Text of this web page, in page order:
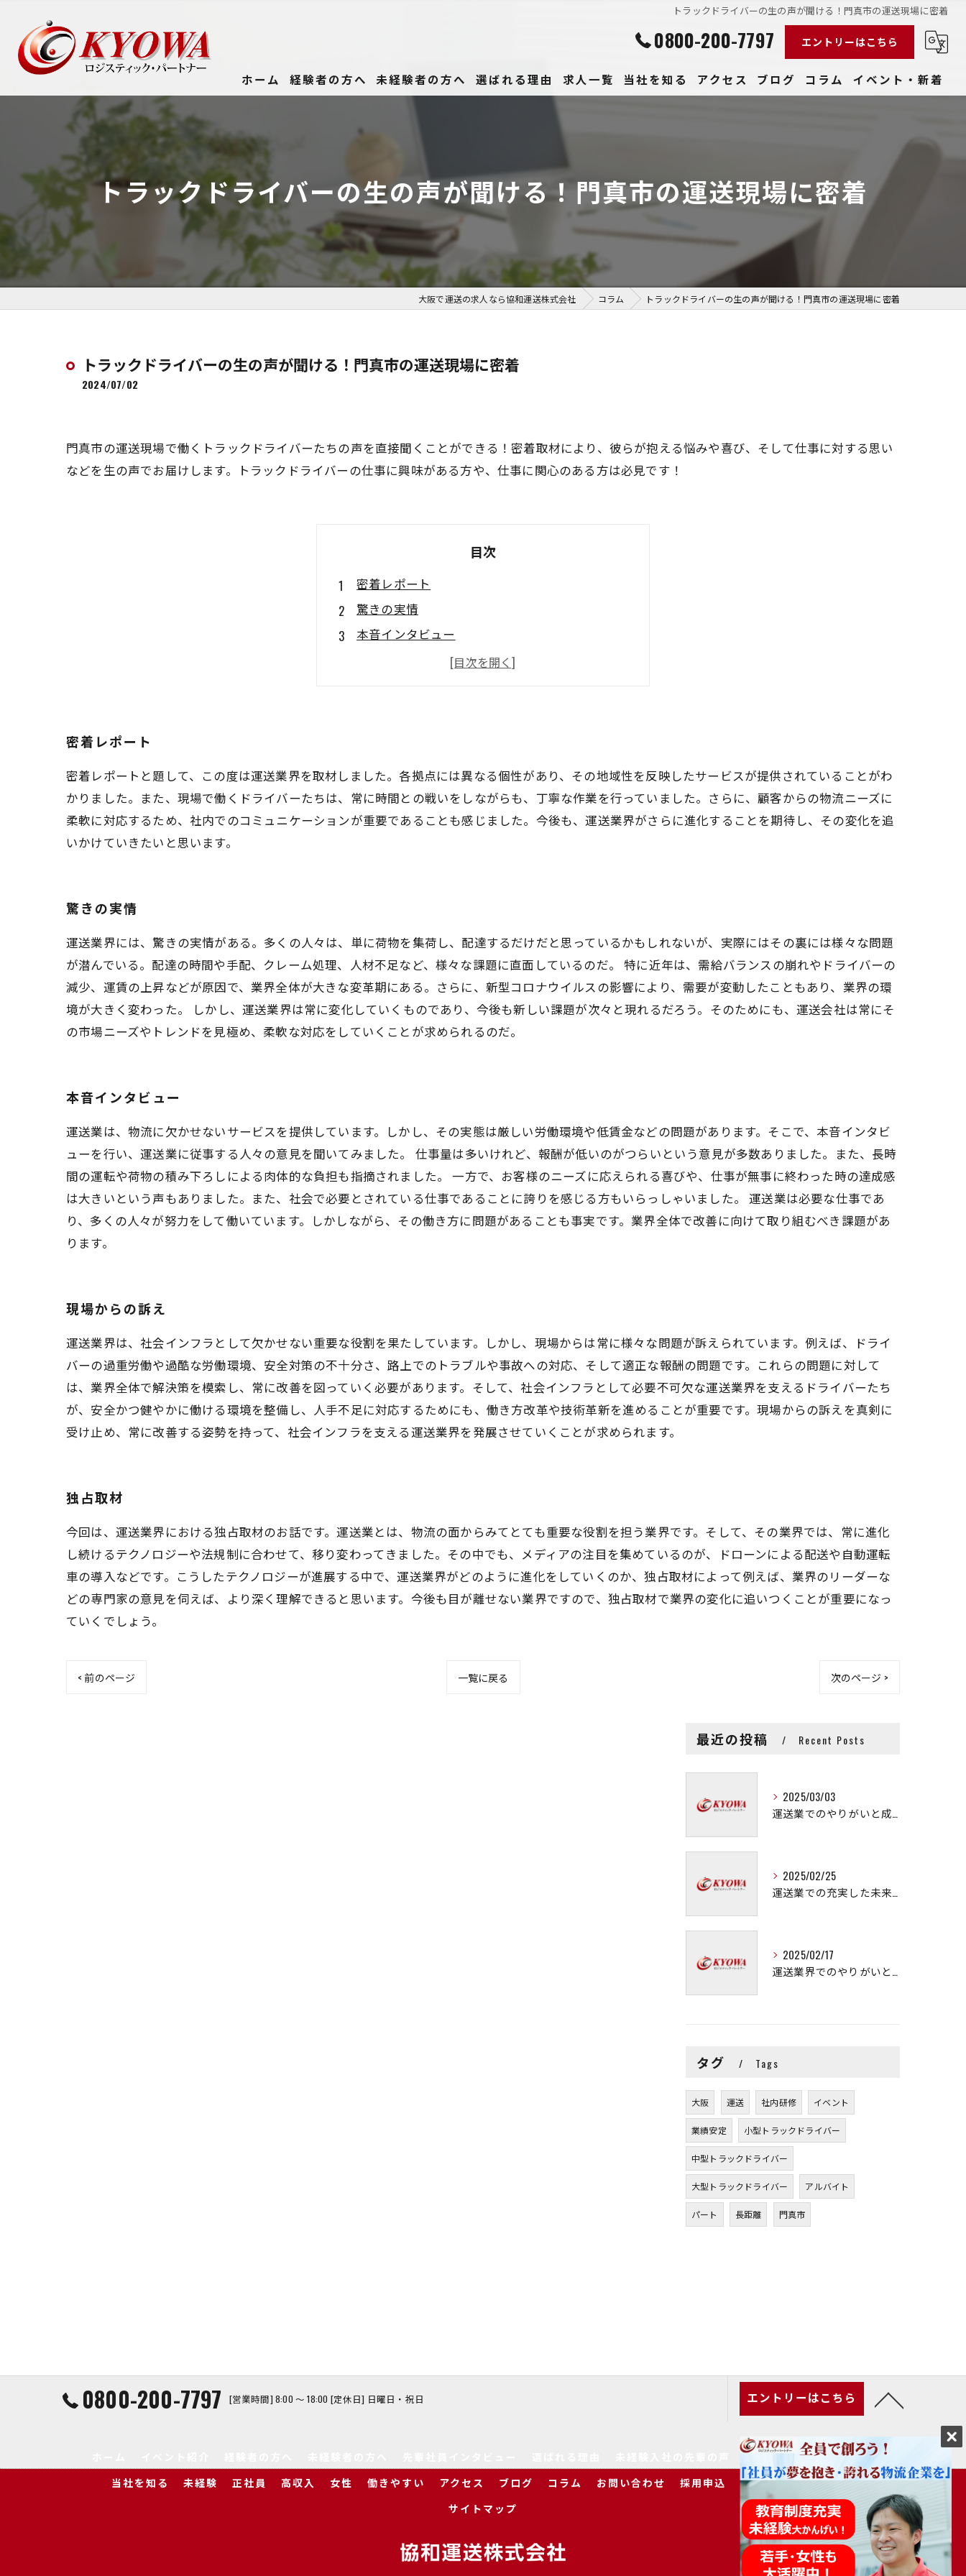
トラックドライバーの生の声が聞ける！門真市の運送現場に密着
0800-200-7797 エントリーはこちら
ホーム 経験者の方へ 未経験者の方へ 選ばれる理由 求人一覧 当社を知る
高収入
アクセス ブログ コラム イベント・新着
トラックドライバーの生の声が聞ける！門真市の運送現場に密着
大阪で運送の求人なら協和運送株式会社 コラム トラックドライバーの生の声が聞ける！門真市の運送現場に密着
トラックドライバーの生の声が聞ける！門真市の運送現場に密着
2024/07/02
門真市の運送現場で働くトラックドライバーたちの声を直接聞くことができる！密着取材により、彼らが抱える悩みや喜び、そして仕事に対する思い
などを生の声でお届けします。トラックドライバーの仕事に興味がある方や、仕事に関心のある方は必見です！
目次
密着レポート
驚きの実情
本音インタビュー
密着レポート
密着レポートと題して、この度は運送業界を取材しました。各拠点には異なる個性があり、その地域性を反映したサービスが提供されていることがわ
かりました。また、現場で働くドライバーたちは、常に時間との戦いをしながらも、丁寧な作業を行っていました。さらに、顧客からの物流ニーズに
柔軟に対応するため、社内でのコミュニケーションが重要であることも感じました。今後も、運送業界がさらに進化することを期待し、その変化を追
いかけていきたいと思います。
驚きの実情
運送業界には、驚きの実情がある。多くの人々は、単に荷物を集荷し、配達するだけだと思っているかもしれないが、実際にはその裏には様々な問題
が潜んでいる。配達の時間や手配、クレーム処理、人材不足など、様々な課題に直面しているのだ。 特に近年は、需給バランスの崩れやドライバーの
減少、運賃の上昇などが原因で、業界全体が大きな変革期にある。さらに、新型コロナウイルスの影響により、需要が変動したこともあり、業界の環
境が大きく変わった。 しかし、運送業界は常に変化していくものであり、今後も新しい課題が次々と現れるだろう。そのためにも、運送会社は常にそ
の市場ニーズやトレンドを見極め、柔軟な対応をしていくことが求められるのだ。
本音インタビュー
運送業は、物流に欠かせないサービスを提供しています。しかし、その実態は厳しい労働環境や低賃金などの問題があります。そこで、本音インタビ
ューを行い、運送業に従事する人々の意見を聞いてみました。 仕事量は多いけれど、報酬が低いのがつらいという意見が多数ありました。また、長時
間の運転や荷物の積み下ろしによる肉体的な負担も指摘されました。 一方で、お客様のニーズに応えられる喜びや、仕事が無事に終わった時の達成感
は大きいという声もありました。また、社会で必要とされている仕事であることに誇りを感じる方もいらっしゃいました。 運送業は必要な仕事であ
り、多くの人々が努力をして働いています。しかしながら、その働き方に問題があることも事実です。業界全体で改善に向けて取り組むべき課題があ
ります。
現場からの訴え
運送業界は、社会インフラとして欠かせない重要な役割を果たしています。しかし、現場からは常に様々な問題が訴えられています。例えば、ドライ
バーの過重労働や過酷な労働環境、安全対策の不十分さ、路上でのトラブルや事故への対応、そして適正な報酬の問題です。これらの問題に対して
は、業界全体で解決策を模索し、常に改善を図っていく必要があります。そして、社会インフラとして必要不可欠な運送業界を支えるドライバーたち
が、安全かつ健やかに働ける環境を整備し、人手不足に対応するためにも、働き方改革や技術革新を進めることが重要です。現場からの訴えを真剣に
受け止め、常に改善する姿勢を持って、社会インフラを支える運送業界を発展させていくことが求められます。
独占取材
今回は、運送業界における独占取材のお話です。運送業とは、物流の面からみてとても重要な役割を担う業界です。そして、その業界では、常に進化
し続けるテクノロジーや法規制に合わせて、移り変わってきました。その中でも、メディアの注目を集めているのが、ドローンによる配送や自動運転
車の導入などです。こうしたテクノロジーが進展する中で、運送業界がどのように進化をしていくのか、独占取材によって例えば、業界のリーダーな
どの専門家の意見を伺えば、より深く理解できると思います。今後も目が離せない業界ですので、独占取材で業界の変化に追いつくことが重要になっ
ていくでしょう。
< 前のページ 一覧に戻る 次のページ >
最近の投稿 Recent Posts
2025/03/03
運送業でのやりがいと成長の秘訣
2025/02/25
運送業での充実した未来を拓く方法
2025/02/17
運送業界でのやりがいと可能性
タグ Tags
大阪 運送 社内研修 イベント
業績安定 小型トラックドライバー
中型トラックドライバー
大型トラックドライバー アルバイト
パート 長距離 門真市
0800-200-7797 [営業時間] 8:00 ～ 18:00 [定休日] 日曜日・祝日 エントリーはこちら
家族の皆様へ
求人一覧
当社を知る
未経験 正社員 高収入 女性 働きやすい アクセス ブログ コラム お問い合わせ 採用申込
プライバシーポリシー
サイトマップ